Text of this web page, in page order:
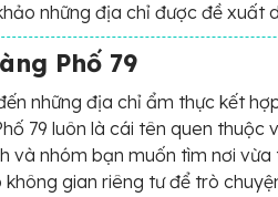
những địa chỉ được đề xuất
Phố 79
những địa chỉ ẩm thực kết
79 luôn là cái tên quen thuộc
và nhóm bạn muốn tìm nơi
không gian riêng tư để trò